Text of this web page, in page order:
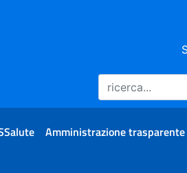
Amministrazione trasparente